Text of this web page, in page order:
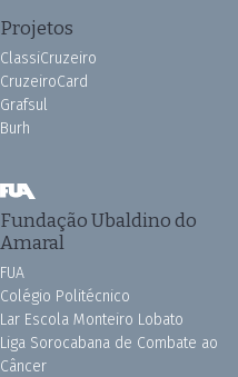
Projetos
ClassiCruzeiro
CruzeiroCard
Grafsul
Burh
Fundação Ubaldino do
Amaral
FUA
Colégio Politécnico
Lar Escola Monteiro Lobato
Liga Sorocabana de Combate ao
Câncer